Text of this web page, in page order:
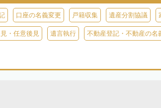
口座の名義変更 戸籍収集 遺産分割協議
・任意後見 遺言執行 不動産登記・不動産の名